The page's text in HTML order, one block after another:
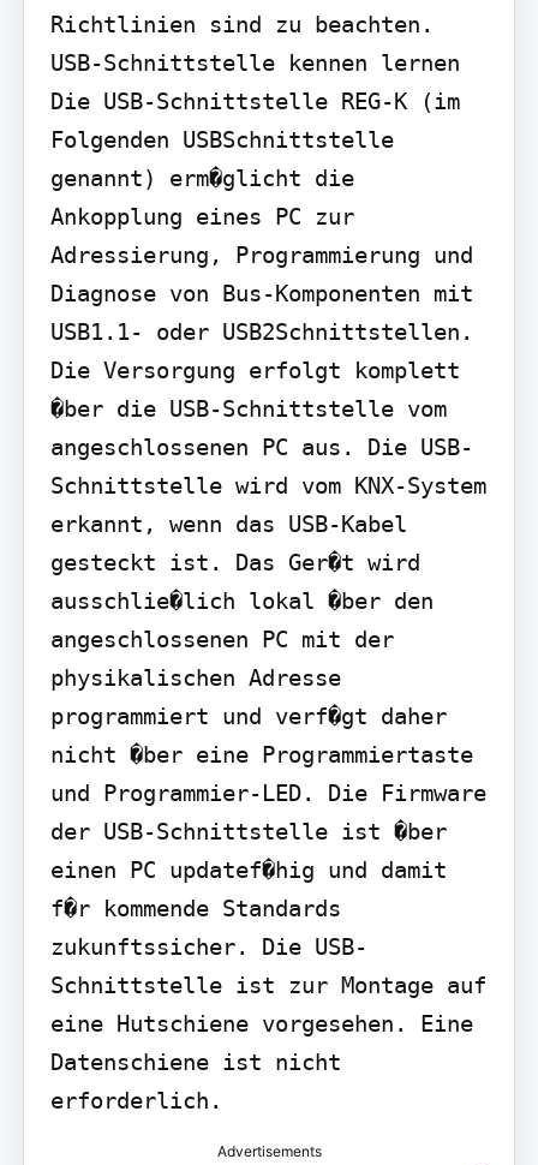
Richtlinien sind zu beachten.
USB-Schnittstelle kennen lernen
Die USB-Schnittstelle REG-K (im
Folgenden USBSchnittstelle
genannt) erm�glicht die
Ankopplung eines PC zur
Adressierung, Programmierung und
Diagnose von Bus-Komponenten mit
USB1.1- oder USB2Schnittstellen.
Die Versorgung erfolgt komplett
�ber die USB-Schnittstelle vom
angeschlossenen PC aus. Die USB-
Schnittstelle wird vom KNX-System
erkannt, wenn das USB-Kabel
gesteckt ist. Das Ger�t wird
ausschlie�lich lokal �ber den
angeschlossenen PC mit der
physikalischen Adresse
programmiert und verf�gt daher
nicht �ber eine Programmiertaste
und Programmier-LED. Die Firmware
der USB-Schnittstelle ist �ber
einen PC updatef�hig und damit
f�r kommende Standards
zukunftssicher. Die USB-
Schnittstelle ist zur Montage auf
eine Hutschiene vorgesehen. Eine
Datenschiene ist nicht
erforderlich.
Advertisements